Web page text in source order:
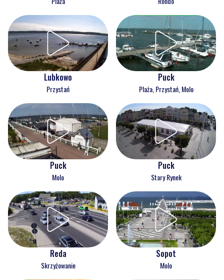
Lubkowo
Przystań
Puck
Plaża, Przystań, Molo
Puck
Molo
Puck
Stary Rynek
Reda
Skrzyżowanie
Sopot
Molo